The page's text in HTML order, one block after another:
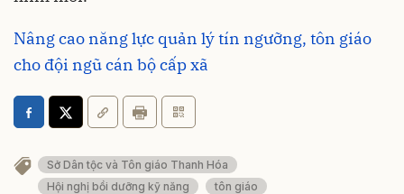
Nâng cao năng lực quản lý tín ngưỡng, tôn giáo
cho đội ngũ cán bộ cấp xã
Sở Dân tộc và Tôn giáo Thanh Hóa
Hội nghị bồi dưỡng kỹ năng
tôn giáo